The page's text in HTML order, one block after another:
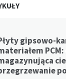
gipsowo-